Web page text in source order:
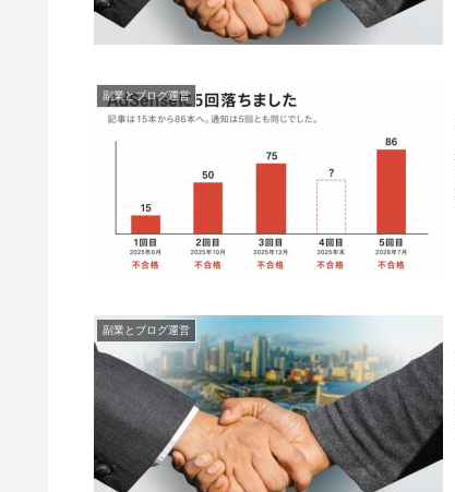
副業とブログ運営
副業とブログ運営